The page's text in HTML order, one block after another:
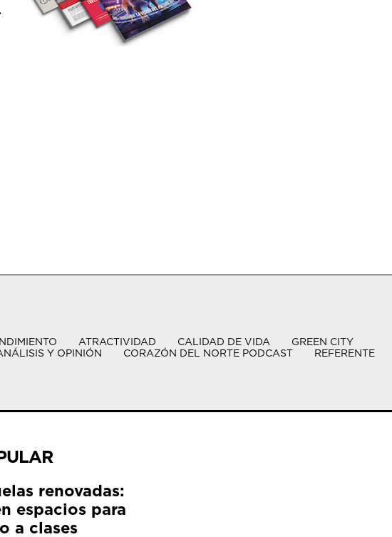
ATRACTIVIDAD CALIDAD DE VIDA
GREEN CITY
Y OPINIÓN
CORAZÓN DEL NORTE PODCAST REFERENTE
renovadas:
espacios para
a clases